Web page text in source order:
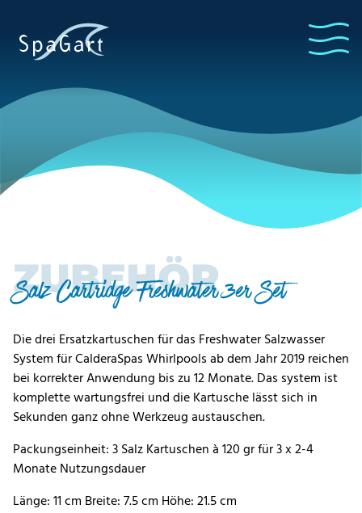
ZUBEHÖR
Salz Cartridge Freshwater 3er Set
Die drei Ersatzkartuschen für das Freshwater Salzwasser
System für CalderaSpas Whirlpools ab dem Jahr 2019 reichen
bei korrekter Anwendung bis zu 12 Monate. Das system ist
komplette wartungsfrei und die Kartusche lässt sich in
Sekunden ganz ohne Werkzeug austauschen.
Packungseinheit: 3 Salz Kartuschen à 120 gr für 3 x 2-4
Monate Nutzungsdauer
Länge: 11 cm Breite: 7.5 cm Höhe: 21.5 cm